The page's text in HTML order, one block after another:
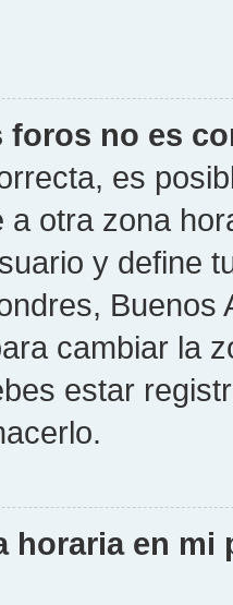
foros no es
es
a otra zona
y define
cambiar la
estar
horaria en